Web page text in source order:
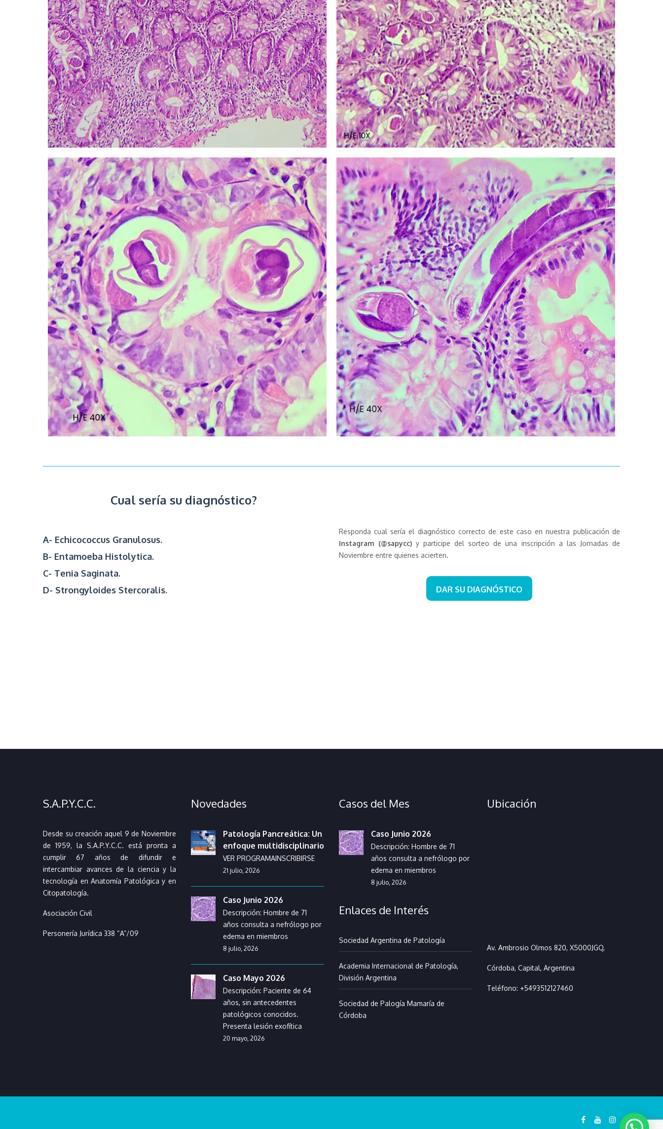
Cual sería su diagnóstico?
A- Echicococcus Granulosus.
B- Entamoeba Histolytica.
C- Tenia Saginata.
D- Strongyloides Stercoralis.
Responda cual sería el diagnóstico correcto de este caso en nuestra publicación de
Instagram (@sapycc)y participe del sorteo de una inscripción a las Jornadas de
Noviembre entre quienes acierten.
DAR SU DIAGNÓSTICO
S.A.P.Y.C.C.
Desde su creación aquel 9 de Noviembre
de 1959, la S.A.P.Y.C.C. está pronta a
cumplir 67 años de difundir e
intercambiar avances de la ciencia y la
tecnología en Anatomía Patológica y en
Citopatología.
Asociación Civil
Personería Jurídica 338 “A”/09
Novedades
Patología Pancreática: Un
enfoque multidisciplinario
VER PROGRAMAINSCRIBIRSE
21 julio, 2026
Caso Junio 2026
Descripción: Hombre de 71
años consulta a nefrólogo por
edema en miembros
8 julio, 2026
Caso Mayo 2026
Descripción: Paciente de 64
años, sin antecedentes
patológicos conocidos.
Presenta lesión exofítica
20 mayo, 2026
Casos del Mes
Caso Junio 2026
Descripción: Hombre de 71
años consulta a nefrólogo por
edema en miembros
8 julio, 2026
Enlaces de Interés
Sociedad Argentina de Patología
Academia Internacional de Patología,
División Argentina
Sociedad de Palogía Mamaría de
Córdoba
Ubicación
Av. Ambrosio Olmos 820, X5000JGQ,
Córdoba, Capital, Argentina
Teléfono: +5493512127460